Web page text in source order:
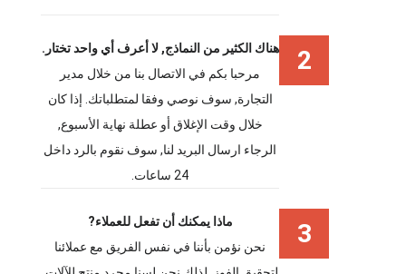
هناك الكثير من النماذج, لا أعرف أي واحد تختار.
مرحبا بكم في الاتصال بنا من خلال مدير
التجارة, سوف نوصي وفقا لمتطلباتك. إذا كان
خلال وقت الإغلاق أو عطلة نهاية الأسبوع,
الرجاء ارسال البريد لنا, سوف نقوم بالرد داخل
ماذا يمكنك أن تفعل للعملاء?
نحن نؤمن بأننا في نفس الفريق مع عملائنا